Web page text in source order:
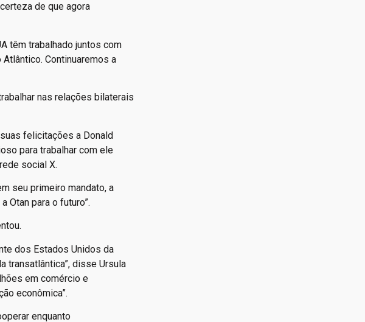
de que agora
têm trabalhado juntos com
Continuaremos a
nas relações bilaterais
felicitações a Donald
para trabalhar com ele
social X.
seu primeiro mandato, a
Otan para o futuro”.
dos Estados Unidos da
transatlântica”, disse Ursula
em comércio e
econômica”.
enquanto